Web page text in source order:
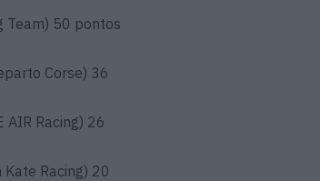
Team) 50 pontos
Corse) 36
AIR Racing) 26
Racing) 20